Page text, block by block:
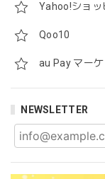
Yahoo!ショッ
Qoo10
au Pay マーケ
NEWSLETTER